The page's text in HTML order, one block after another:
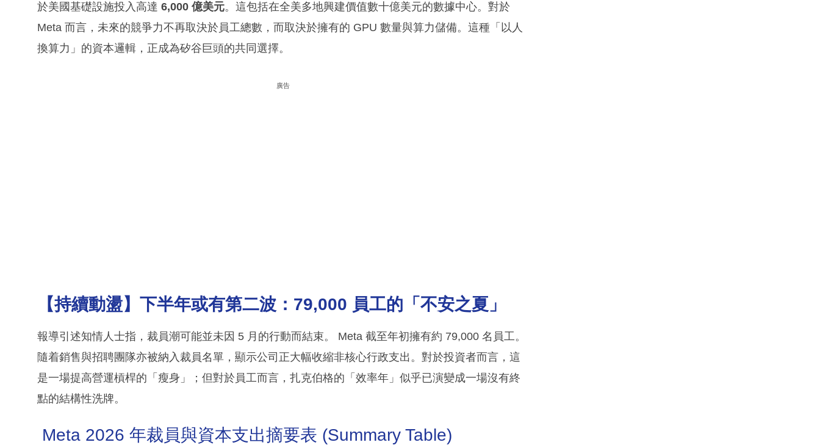
於美國基礎設施投入高達 6,000 億美元。這包括在全美多地興建價值數十億美元的數據中心。對於
Meta 而言，未來的競爭力不再取決於員工總數，而取決於擁有的 GPU 數量與算力儲備。這種「以人
換算力」的資本邏輯，正成為矽谷巨頭的共同選擇。
廣告
【持續動盪】下半年或有第二波：79,000 員工的「不安之夏」
報導引述知情人士指，裁員潮可能並未因 5 月的行動而結束。 Meta 截至年初擁有約 79,000 名員工。
隨着銷售與招聘團隊亦被納入裁員名單，顯示公司正大幅收縮非核心行政支出。對於投資者而言，這
是一場提高營運槓桿的「瘦身」；但對於員工而言，扎克伯格的「效率年」似乎已演變成一場沒有終
點的結構性洗牌。
Meta 2026 年裁員與資本支出摘要表 (Summary Table)